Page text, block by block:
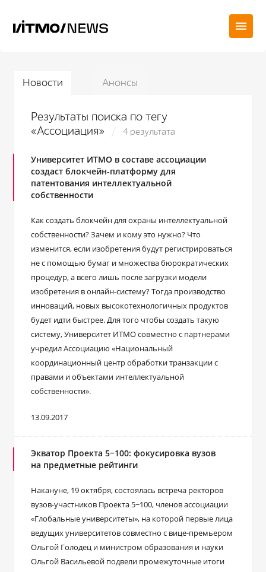
Новости Анонсы
Результаты поиска по тегу
«Ассоциация»
4 результата
Университет ИТМО в составе ассоциации
создаст блокчейн-платформу для
патентования интеллектуальной
собственности
Как создать блокчейн для охраны интеллектуальной
собственности? Зачем и кому это нужно? Что
изменится, если изобретения будут регистрироваться
не с помощью бумаг и множества бюрократических
процедур, а всего лишь после загрузки модели
изобретения в онлайн-систему? Тогда производство
инноваций, новых высокотехнологичных продуктов
будет идти быстрее. Для того чтобы создать такую
систему, Университет ИТМО совместно с партнерами
учредил Ассоциацию «Национальный
координационный центр обработки транзакции с
правами и объектами интеллектуальной
собственности».
13.09.2017
Экватор Проекта 5−100: фокусировка вузов
на предметные рейтинги
Накануне, 19 октября, состоялась встреча ректоров
вузов-участников Проекта 5−100, членов ассоциации
«Глобальные университеты», на которой первые лица
ведущих университетов совместно с вице-премьером
Ольгой Голодец и министром образования и науки
Ольгой Васильевой подвели промежуточные итоги